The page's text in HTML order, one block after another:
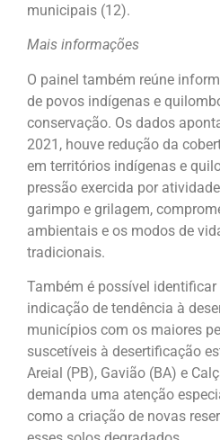
municipais (12).
Mais informações
O painel também reúne
de povos indígenas e
conservação. Os dados
2021, houve redução da
em territórios indígenas e
pressão exercida por
garimpo e grilagem,
ambientais e os modos de
tradicionais.
Também é possível
indicação de tendência à
municípios com os maiores
suscetíveis à desertificação
Areial (PB), Gavião (BA) e
demanda uma atenção
como a criação de novas